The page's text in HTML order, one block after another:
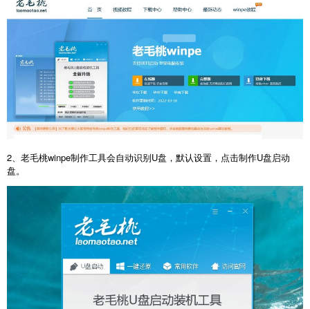
2、老毛桃winpe制作工具会自动识别U盘，默认设置，点击制作U盘启动
盘。